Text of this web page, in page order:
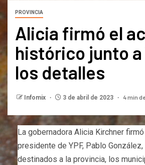
PROVINCIA
Alicia firmó el
histórico junto a
los detalles
Infomix 3 de abril de 2023 4 min
La gobernadora Alicia Kirchner
presidente de YPF, Pablo
destinados a la provincia, los